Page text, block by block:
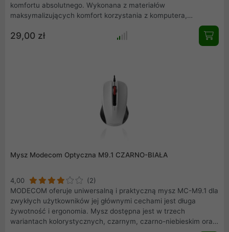
komfortu absolutnego. Wykonana z materiałów
maksymalizujących komfort korzystania z komputera,
zapewnia także ponadprzeciętne możliwości wykorzystania
wszystkich parametrów myszy. Przyjemna w dotyku i
ułatwiająca pracę przy komputerze ma dodatkowo walory
29,00 zł
Mysz Modecom Optyczna M9.1 CZARNO-BIAŁA
4,00
(2)
MODECOM oferuje uniwersalną i praktyczną mysz MC-M9.1 dla
zwykłych użytkowników jej głównymi cechami jest długa
żywotność i ergonomia. Mysz dostępna jest w trzech
wariantach kolorystycznych, czarnym, czarno-niebieskim oraz